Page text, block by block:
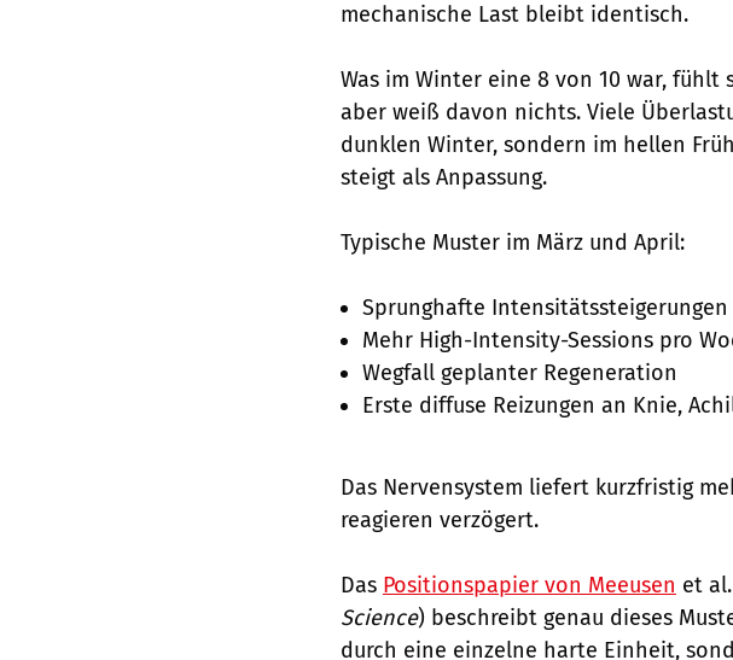
mechanische Last bleibt identisch.
Was im Winter eine 8 von 10 war,
aber weiß davon nichts. Viele
dunklen Winter, sondern im hellen
steigt als Anpassung.
Typische Muster im März und April:
Sprunghafte Intensitätssteigerungen
Mehr High-Intensity-Sessions pro
Wegfall geplanter Regeneration
Erste diffuse Reizungen an Knie,
Das Nervensystem liefert kurzfristig
reagieren verzögert.
Das Positionspapier von Meeusen et
Science) beschreibt genau dieses
durch eine einzelne harte Einheit,